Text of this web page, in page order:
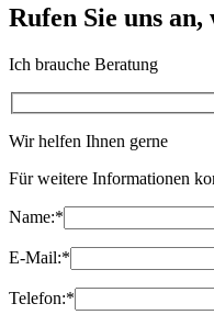
Rufen Sie uns
Ich brauche Beratung
Wir helfen Ihnen gerne
Für weitere Informationen
Name:*
E-Mail:*
Telefon:*